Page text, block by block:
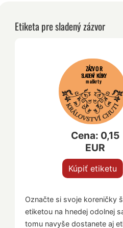
Etiketa pre sladený zázvor
ZÁZVOR
SLADENÝ KÚSKY
maškrty
Cena: 0,15
EUR
Kúpiť etiketu
Označte si svoje koreničky
etiketou na hnedej odolnej
tomu navyše dostanete aj